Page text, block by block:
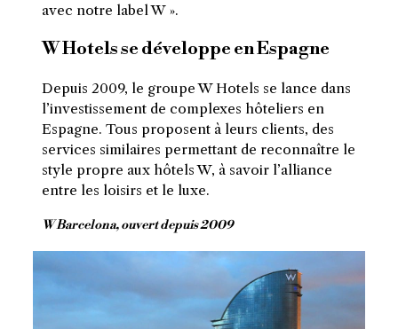
avec notre label W ».
W Hotels se développe en Espagne
Depuis 2009, le groupe W Hotels se lance dans
l’investissement de complexes hôteliers en
Espagne. Tous proposent à leurs clients, des
services similaires permettant de reconnaître le
style propre aux hôtels W, à savoir l’alliance
entre les loisirs et le luxe.
W Barcelona, ouvert depuis 2009